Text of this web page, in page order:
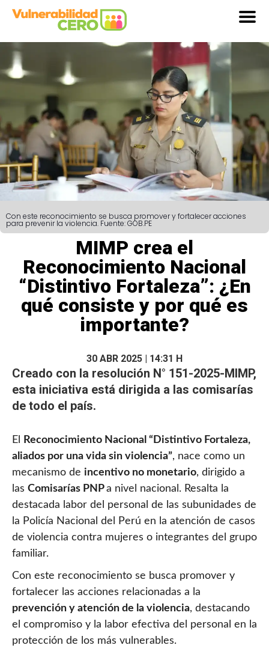
Con este reconocimiento se busca promover y fortalecer acciones
para prevenir la violencia. Fuente: GOB.PE
MIMP crea el
Reconocimiento Nacional
“Distintivo Fortaleza”: ¿En
qué consiste y por qué es
importante?
30 ABR 2025 | 14:31 H
Creado con la resolución N° 151-2025-MIMP,
esta iniciativa está dirigida a las comisarías
de todo el país.
El
Reconocimiento Nacional “Distintivo Fortaleza,
aliados por una vida sin violencia”, nace como un
mecanismo de incentivo no monetario, dirigido a
las Comisarías PNPa nivel nacional. Resalta la
destacada labor del personal de las subunidades de
la Policía Nacional del Perú en la atención de casos
de violencia contra mujeres o integrantes del grupo
familiar.
Con este reconocimiento se busca promover y
fortalecer las acciones relacionadas a la
prevención y atención de la violencia, destacando
el compromiso y la labor efectiva del personal en la
protección de los más vulnerables.